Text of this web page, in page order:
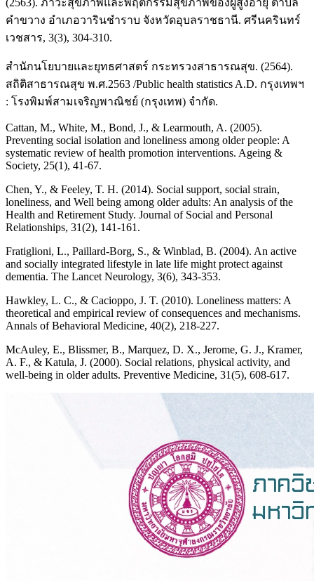
(2563). ภาวะสุขภาพและพฤติกรรมสุขภาพของผู้สูงอายุ ตำบล
คำขวาง อำเภอวารินชำราบ จังหวัดอุบลราชธานี. ศรีนครินทร์
เวชสาร, 3(3), 304-310.
สำนักนโยบายและยุทธศาสตร์ กระทรวงสาธารณสุข. (2564).
สถิติสาธารณสุข พ.ศ.2563 /Public health statistics A.D. กรุงเทพฯ
: โรงพิมพ์สามเจริญพาณิชย์ (กรุงเทพ) จำกัด.
Cattan, M., White, M., Bond, J., & Learmouth, A. (2005).
Preventing social isolation and loneliness among older people: A
systematic review of health promotion interventions. Ageing &
Society, 25(1), 41-67.
Chen, Y., & Feeley, T. H. (2014). Social support, social strain,
loneliness, and Well being among older adults: An analysis of the
Health and Retirement Study. Journal of Social and Personal
Relationships, 31(2), 141-161.
Fratiglioni, L., Paillard-Borg, S., & Winblad, B. (2004). An active
and socially integrated lifestyle in late life might protect against
dementia. The Lancet Neurology, 3(6), 343-353.
Hawkley, L. C., & Cacioppo, J. T. (2010). Loneliness matters: A
theoretical and empirical review of consequences and mechanisms.
Annals of Behavioral Medicine, 40(2), 218-227.
McAuley, E., Blissmer, B., Marquez, D. X., Jerome, G. J., Kramer,
A. F., & Katula, J. (2000). Social relations, physical activity, and
well-being in older adults. Preventive Medicine, 31(5), 608-617.